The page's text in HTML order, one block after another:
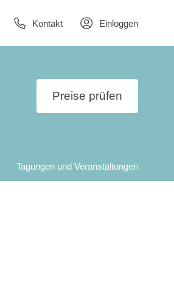
Kontakt Einloggen
Preise prüfen
Tagungen und Veranstaltungen